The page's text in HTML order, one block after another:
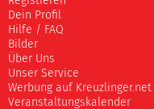
Dein Profil
Hilfe / FAQ
Bilder
Über Uns
Unser Service
Werbung auf Kreuzlinger.net
Veranstaltungskalender